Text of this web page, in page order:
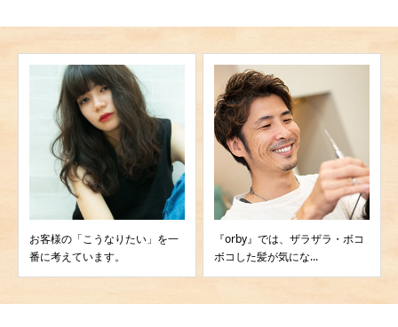
『orby』では、ザラザラ・ボコ
ボコした髪が気にな...
4月より新体制となります